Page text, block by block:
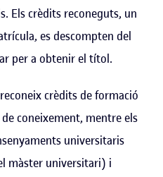
Els crèdits reconeguts, un
es descompten del
per a obtenir el títol.
crèdits de formació
coneixement, mentre els
universitaris
màster universitari) i